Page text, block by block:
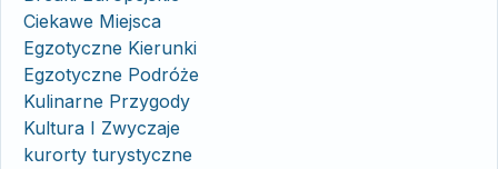
Ciekawe Miejsca
Egzotyczne Kierunki
Egzotyczne Podróże
Kulinarne Przygody
Kultura I Zwyczaje
kurorty turystyczne